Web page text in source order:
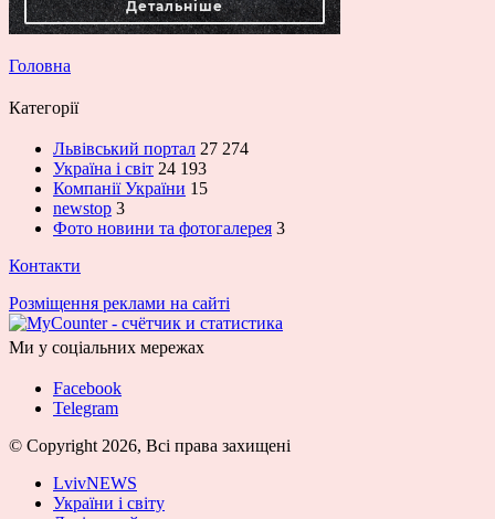
Головна
Категорії
Львівський портал 27 274
Україна і світ 24 193
Компанії України 15
newstop 3
Фото новини та фотогалерея 3
Контакти
Розміщення реклами на сайті
Ми у соціальних мережах
Facebook
Telegram
© Copyright 2026, Всі права захищені
LvivNEWS
України і світу